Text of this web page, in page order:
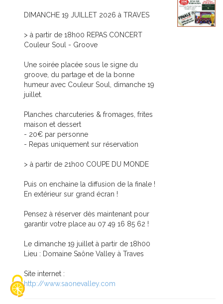
DIMANCHE 19 JUILLET 2026 à TRAVES
> à partir de 18h00 REPAS CONCERT
Couleur Soul - Groove
Une soirée placée sous le signe du
groove, du partage et de la bonne
humeur avec Couleur Soul, dimanche 19
juillet.
Planches charcuteries & fromages, frites
maison et dessert
- 20€ par personne
- Repas uniquement sur réservation
> à partir de 21h00 COUPE DU MONDE
Puis on enchaine la diffusion de la finale !
En extérieur sur grand écran !
Pensez à réserver dès maintenant pour
garantir votre place au 07 49 16 85 62 !
Le dimanche 19 juillet à partir de 18h00
Lieu : Domaine Saône Valley à Traves
Site internet :
http://www.saonevalley.com